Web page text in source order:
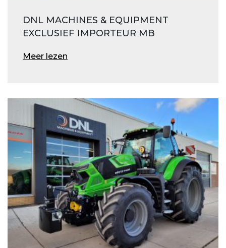
DNL MACHINES & EQUIPMENT
EXCLUSIEF IMPORTEUR MB
Meer lezen